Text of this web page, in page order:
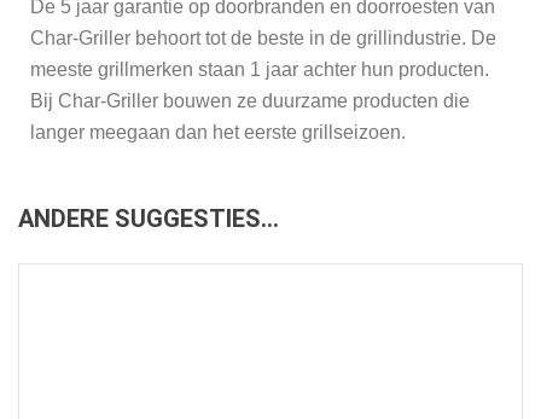
De 5 jaar garantie op doorbranden en doorroesten van
Char-Griller behoort tot de beste in de grillindustrie. De
meeste grillmerken staan 1 jaar achter hun producten.
Bij Char-Griller bouwen ze duurzame producten die
langer meegaan dan het eerste grillseizoen.
ANDERE SUGGESTIES…